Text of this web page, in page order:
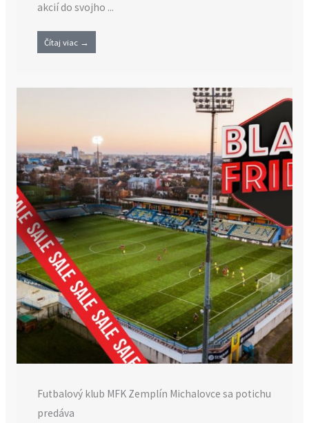
akcií do svojho ...
Čítaj viac →
Futbalový klub MFK Zemplín Michalovce sa potichu
predáva